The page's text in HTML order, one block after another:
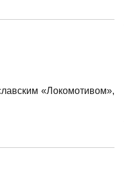
«Локомотивом»,